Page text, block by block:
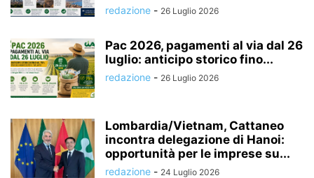
redazione - 26 Luglio 2026
Pac 2026, pagamenti al via dal 26
luglio: anticipo storico fino...
redazione - 26 Luglio 2026
Lombardia/Vietnam, Cattaneo
incontra delegazione di Hanoi:
opportunità per le imprese su...
redazione - 24 Luglio 2026